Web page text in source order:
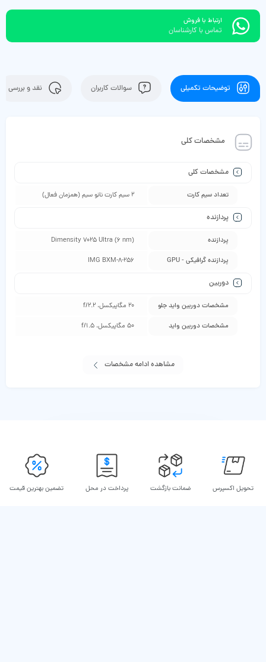
ارتباط با فروش
تماس با کارشناسان
توضیحات تکمیلی سوالات کاربران نقد و بررسی
مشخصات کلی
مشخصات کلی
تعداد سیم کارت 2 سیم کارت نانو سیم (همزمان فعال)
پردازنده
پردازنده Dimensity 7025 Ultra (6 nm)
پردازنده گرافیکی - GPU IMG BXM-8-256
دوربین
مشخصات دوربین واید جلو 20 مگاپیکسل، f/2.2
مشخصات دوربین واید 50 مگاپیکسل، f/1.5
مشاهده ادامه مشخصات
تحویل اکسپرس ضمانت بازگشت پرداخت در محل تضمین بهترین قیمت